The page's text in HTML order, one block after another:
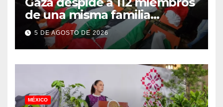
de una misma familia
asesinados durante el
genocidio
5 DE AGOSTO DE 2026
MÉXICO